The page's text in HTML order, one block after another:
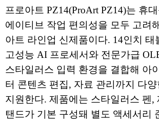
프로아트 PZ14(ProArt PZ14)는 휴
에이티브 작업 편의성을 모두 고려
아트 라인업 신제품이다. 14인치 태
고성능 AI 프로세서와 전문가급
스타일러스 입력 환경을 결합해 아
터 콘텐츠 편집, 자료 관리까지 다
지원한다. 제품에는 스타일러스 펜,
탠드가 기본 구성돼 별도 액세서리